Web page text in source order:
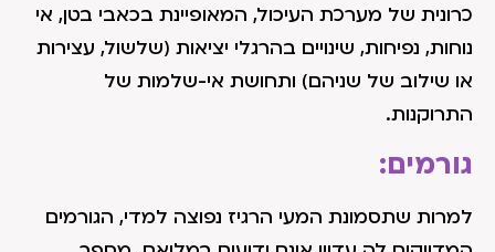
כרונית של מערכת העיכול, המאופיינת בכאבי בטן, אי
נוחות, נפיחות, שינויים בהרגלי יציאות (שלשול, עצירות
או שילוב של שניהם) ותחושת אי-שלמות של
התרוקנות.
גורמים:
למרות שתסמונת המעי הרגיז נפוצה למדי, הגורמים